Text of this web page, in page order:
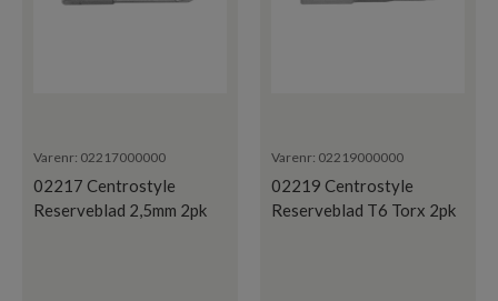
Varenr: 02217000000
02217 Centrostyle
Reserveblad 2,5mm 2pk
Varenr: 02219000000
02219 Centrostyle
Reserveblad T6 Torx 2pk